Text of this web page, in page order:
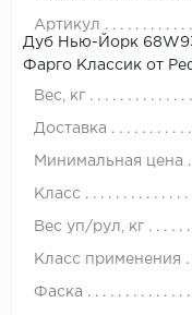
Артикул
Дуб Нью-Йорк
Фарго Классик от
Вес, кг
Доставка
Минимальная цена
Класс
Вес уп/рул, кг
Класс применения
Фаска